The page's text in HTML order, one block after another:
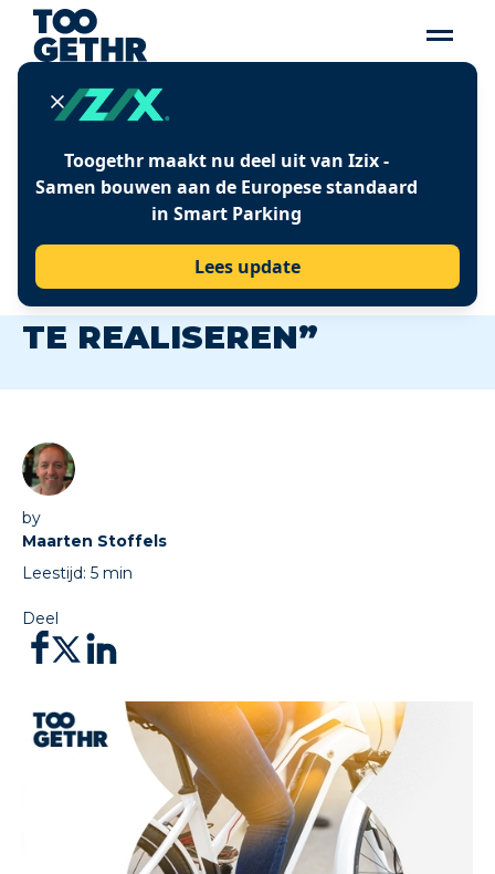
Toogethr maakt nu deel uit van Izix -
Samen bouwen aan de Europese standaard
in Smart Parking
Lees update
“WERKGEVERS HEBBEN
DE HANDVATTEN OM
EEN GEWENSTE
GEDRAGSVERANDERING
TE REALISEREN”
by
Maarten Stoffels
Leestijd: 5 min
Deel